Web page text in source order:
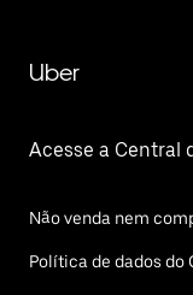
Uber
Acesse a Central
Não venda nem
Política de dados do